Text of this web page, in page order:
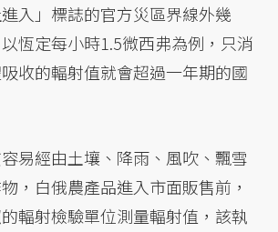
入」標誌的官方災區界線外幾
恆定每小時1.5微西弗為例，只消
收的輻射值就會超過一年期的國
易經由土壤、降雨、風吹、飄雪
，白俄農產品進入市面販售前，
輻射檢驗單位測量輻射值，該執